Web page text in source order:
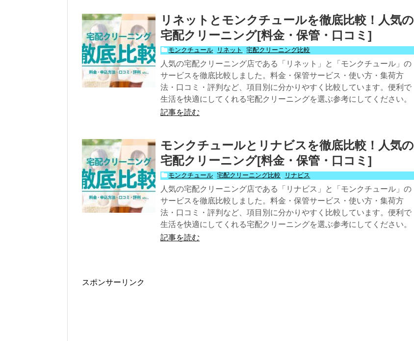
リネットとモンクチュールを徹底比較！人気の
宅配クリーニング[料金・保管・口コミ]
モンクチュール リネット ,宅配クリーニング比較
人気の宅配クリーニング店である「リネット」と「モンクチュール」の
サービスを徹底比較しました。料金・保管サービス・使い方・集荷方
法・口コミ・評判など、項目別に分かりやすく比較しています。便利で
生活を快適にしてくれる宅配クリーニングを選ぶ参考にしてください。
記事を読む
モンクチュールとリナビスを徹底比較！人気の
宅配クリーニング[料金・保管・口コミ]
モンクチュール ,宅配クリーニング比較 リナビス
人気の宅配クリーニング店である「リナビス」と「モンクチュール」の
サービスを徹底比較しました。料金・保管サービス・使い方・集荷方
法・口コミ・評判など、項目別に分かりやすく比較しています。便利で
生活を快適にしてくれる宅配クリーニングを選ぶ参考にしてください。
記事を読む
スポンサーリンク